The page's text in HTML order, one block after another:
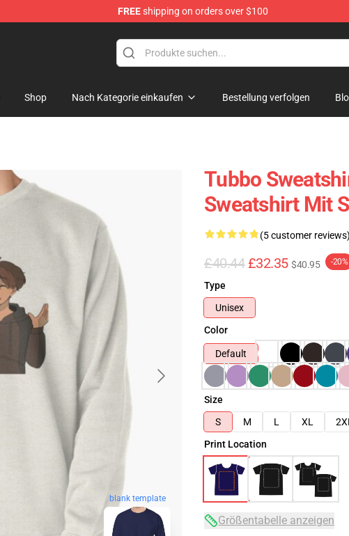
FREEshipping on orders over $100
Shop Nach Kategorie einkaufen Bestellung verfolgen
blank template
Tubbo
Sweatshirt Mit
(5 customer reviews)
£40.44 £32.35 $40.95 -20%
Type
Unisex
Color
Default
Size
S
M L XL 2XL
Print Location
Größentabelle anzeigen